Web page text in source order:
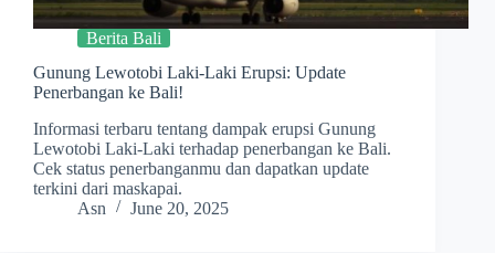
Berita Bali
Gunung Lewotobi Laki-Laki Erupsi: Update
Penerbangan ke Bali!
Informasi terbaru tentang dampak erupsi Gunung
Lewotobi Laki-Laki terhadap penerbangan ke Bali.
Cek status penerbanganmu dan dapatkan update
terkini dari maskapai.
Asn
June 20, 2025